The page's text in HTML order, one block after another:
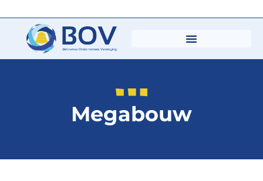
Megabouw